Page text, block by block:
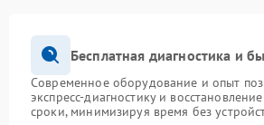
Бесплатная диагностика и
Современное оборудование и опыт
экспресс-диагностику и
сроки, минимизируя время без